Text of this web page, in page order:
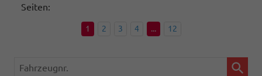
Seiten:
1 2 3 4 ... 12
Fahrzeugnr.